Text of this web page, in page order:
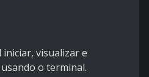
visualizar e
o terminal.